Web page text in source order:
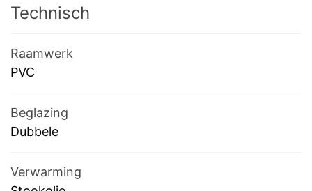
Technisch
Raamwerk
PVC
Beglazing
Dubbele
Verwarming